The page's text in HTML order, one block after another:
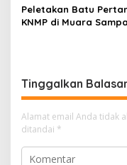
Peletakan Batu
KNMP di Muara
Tinggalkan
Alamat email Anda tidak
ditandai *